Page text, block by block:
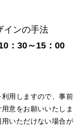
インの手法
：30～15：00
用しますので、事前
意をお願いいたしま
いただけない場合が